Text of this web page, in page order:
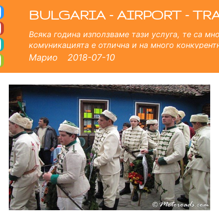
от летище в
BULGARIA - AIRPORT -
Всяка година използваме тази услуга, те са
комуникацията е отлична и на много
компания за великолепния опит, който имам от
Марио 2018-07-10